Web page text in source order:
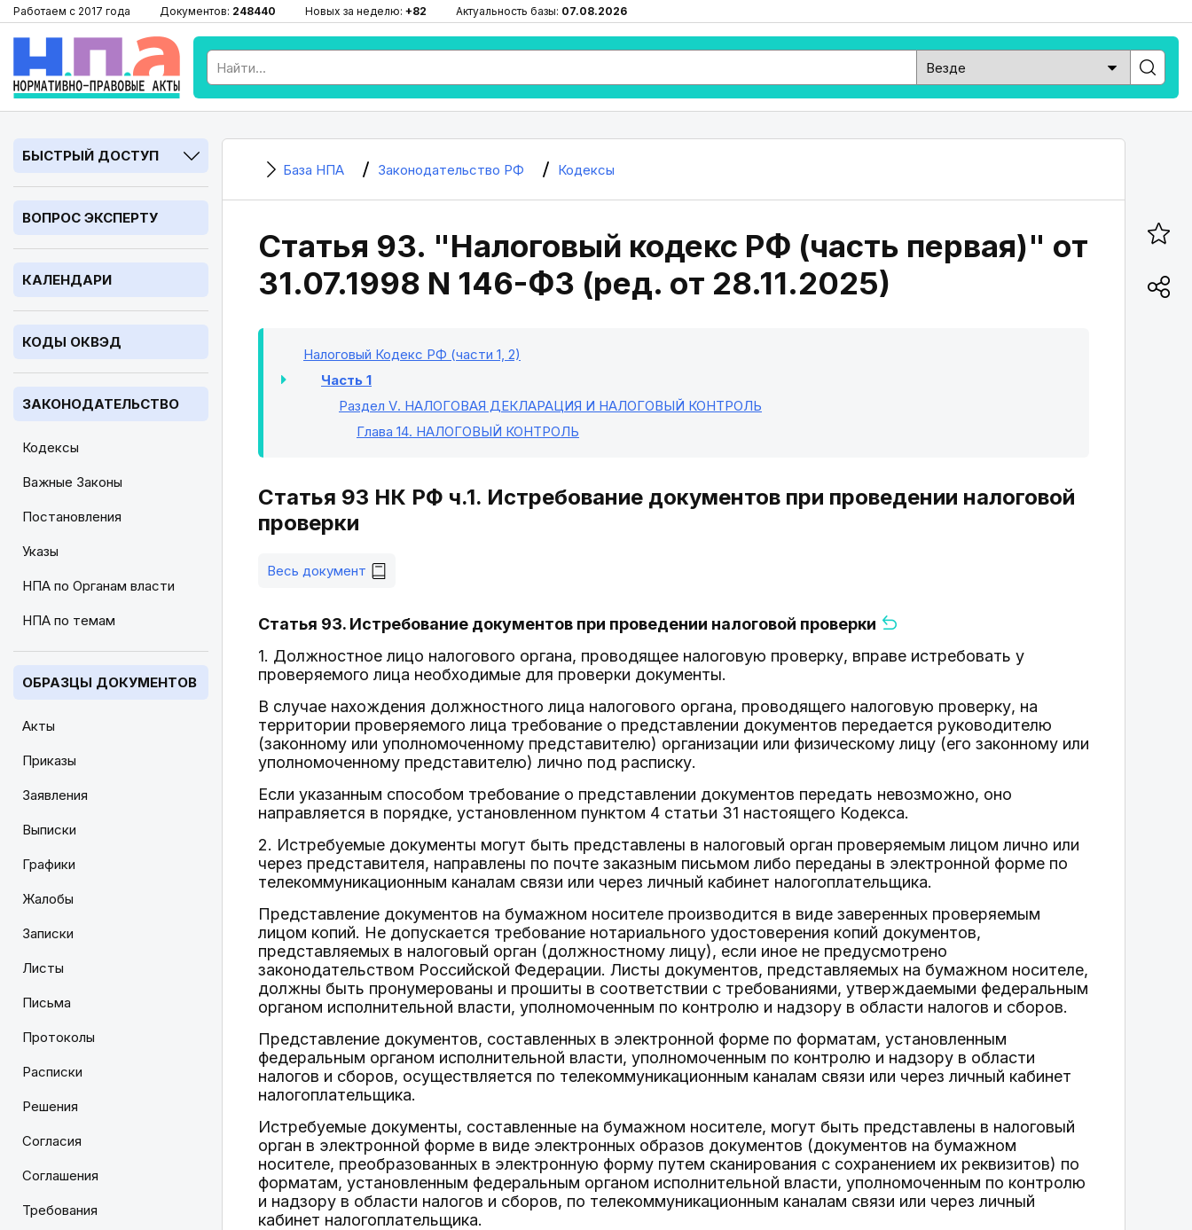
Работаем с 2017 года Документов: 248440 Новых за неделю: +82 Актуальность базы: 07.08.2026
БЫСТРЫЙ ДОСТУП
ВОПРОС ЭКСПЕРТУ
КАЛЕНДАРИ
КОДЫ ОКВЭД
ЗАКОНОДАТЕЛЬСТВО
Кодексы
Важные Законы
Постановления
Указы
НПА по Органам власти
НПА по темам
ОБРАЗЦЫ ДОКУМЕНТОВ
Акты
Приказы
Заявления
Выписки
Графики
Жалобы
Записки
Листы
Письма
Протоколы
Расписки
Решения
Согласия
Соглашения
Требования
База НПА Законодательство РФ Кодексы
Статья 93. "Налоговый кодекс РФ (часть первая)" от
31.07.1998 N 146-ФЗ (ред. от 28.11.2025)
Налоговый Кодекс РФ (части 1, 2)
Часть 1
Раздел V. НАЛОГОВАЯ ДЕКЛАРАЦИЯ И НАЛОГОВЫЙ КОНТРОЛЬ
Глава 14. НАЛОГОВЫЙ КОНТРОЛЬ
Статья 93 НК РФ ч.1. Истребование документов при проведении налоговой
проверки
Весь документ
Статья 93. Истребование документов при проведении налоговой проверки
1. Должностное лицо налогового органа, проводящее налоговую проверку, вправе истребовать у
проверяемого лица необходимые для проверки документы.
В случае нахождения должностного лица налогового органа, проводящего налоговую проверку, на
территории проверяемого лица требование о представлении документов передается руководителю
(законному или уполномоченному представителю) организации или физическому лицу (его законному или
уполномоченному представителю) лично под расписку.
Если указанным способом требование о представлении документов передать невозможно, оно
направляется в порядке, установленном пунктом 4 статьи 31 настоящего Кодекса.
2. Истребуемые документы могут быть представлены в налоговый орган проверяемым лицом лично или
через представителя, направлены по почте заказным письмом либо переданы в электронной форме по
телекоммуникационным каналам связи или через личный кабинет налогоплательщика.
Представление документов на бумажном носителе производится в виде заверенных проверяемым
лицом копий. Не допускается требование нотариального удостоверения копий документов,
представляемых в налоговый орган (должностному лицу), если иное не предусмотрено
законодательством Российской Федерации. Листы документов, представляемых на бумажном носителе,
должны быть пронумерованы и прошиты в соответствии с требованиями, утверждаемыми федеральным
органом исполнительной власти, уполномоченным по контролю и надзору в области налогов и сборов.
Представление документов, составленных в электронной форме по форматам, установленным
федеральным органом исполнительной власти, уполномоченным по контролю и надзору в области
налогов и сборов, осуществляется по телекоммуникационным каналам связи или через личный кабинет
налогоплательщика.
Истребуемые документы, составленные на бумажном носителе, могут быть представлены в налоговый
орган в электронной форме в виде электронных образов документов (документов на бумажном
носителе, преобразованных в электронную форму путем сканирования с сохранением их реквизитов) по
форматам, установленным федеральным органом исполнительной власти, уполномоченным по контролю
и надзору в области налогов и сборов, по телекоммуникационным каналам связи или через личный
кабинет налогоплательщика.